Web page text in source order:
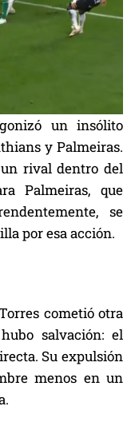
un insólito
y Palmeiras.
un rival dentro del
Palmeiras, que
se
por esa acción.
cometió otra
salvación: el
Su expulsión
menos en un